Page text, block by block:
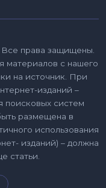
Все права защищены.
материалов с нашего
на источник. При
изданий –
поисковых систем
размещена в
использования
изданий) – должна
статьи.